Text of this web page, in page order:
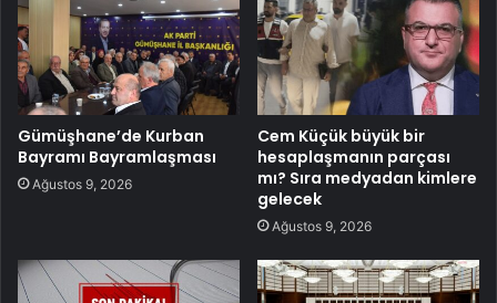
Gümüşhane’de Kurban
Bayramı Bayramlaşması
Ağustos 9, 2026
Cem Küçük büyük bir
hesaplaşmanın parçası
mı? Sıra medyadan kimlere
gelecek
Ağustos 9, 2026